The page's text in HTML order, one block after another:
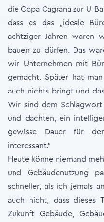
die Copa Cagrana zur U-
dass es das „ideale
achtziger Jahren waren
bauen zu dürfen. Das
wir Unternehmen mit
gemacht. Später hat
auch nichts bringt und
Wir sind dem Schlagwort
und dachten, ein
gewisse Dauer für
interessant.“
Heute könne niemand
und Gebäudenutzung
schneller, als ich jemals
auch nicht, dass dieses
Zukunft Gebäude,